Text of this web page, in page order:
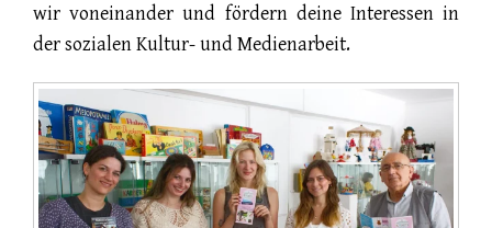
wir voneinander und fördern deine Interessen in
der sozialen Kultur- und Medienarbeit.